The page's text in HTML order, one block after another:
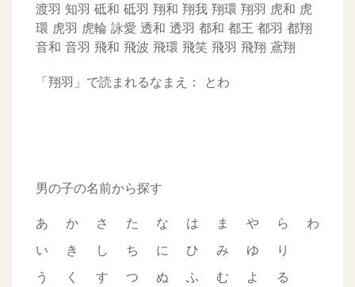
渡羽 知羽 砥和 砥羽 翔和 翔我 翔環 翔羽 虎和 虎
環 虎羽 虎輪 詠愛 透和 透羽 都和 都王 都羽 都翔
音和 音羽 飛和 飛波 飛環 飛笑 飛羽 飛翔 鳶翔
「翔羽」で読まれるなまえ： とわ
男の子の名前から探す
あ
い
う
か
き
く
さ
し
す
た
ち
つ
な
に
ぬ
は
ひ
ふ
ま
み
む
や
ゆ
よ
ら
り
る
わ